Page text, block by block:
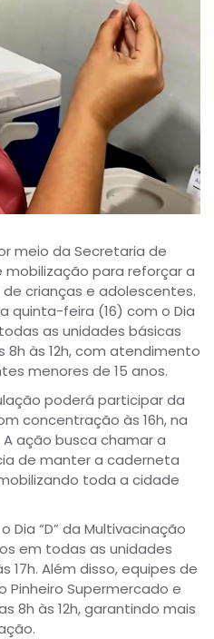
meio da Secretaria de
mobilização para reforçar a
crianças e adolescentes.
quinta-feira (16) com o Dia
as unidades básicas
às 12h, com atendimento
menores de 15 anos.
poderá participar da
concentração às 16h, na
ação busca chamar a
de manter a caderneta
toda a cidade
Dia “D” da Multivacinação
em todas as unidades
17h. Além disso, equipes de
Supermercado e
8h às 12h, garantindo mais